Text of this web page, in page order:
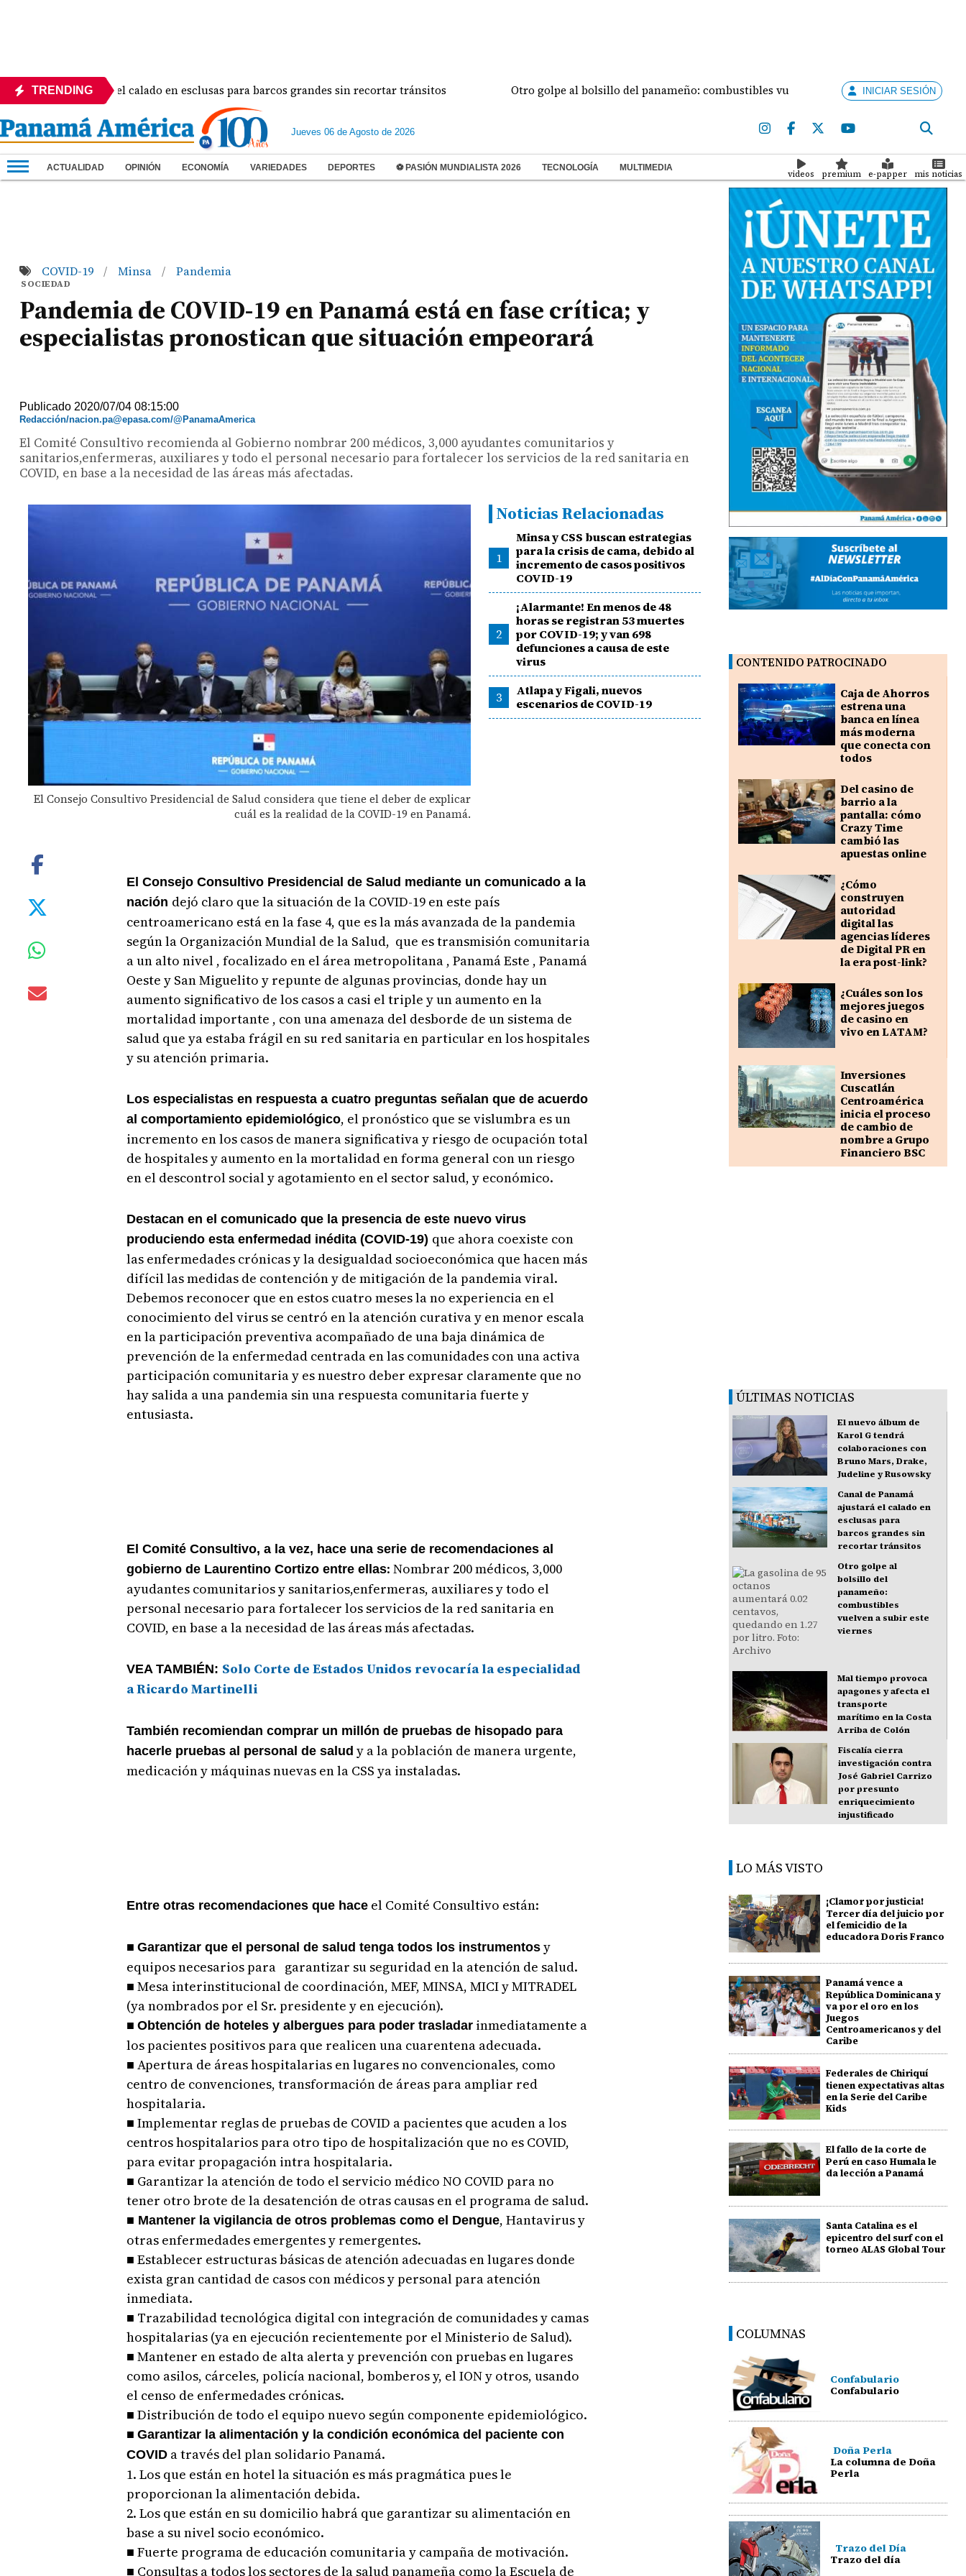
TRENDING
ajustará el calado en esclusas para barcos grandes sin recortar tránsitos Otro golpe al bolsillo del panameño: combustibles vuelven a subir este viernesINICIAR SESIÓN
Jueves 06 de Agosto de 2026
ACTUALIDAD OPINIÓN ECONOMÍA VARIEDADES DEPORTES ⚽ PASIÓN MUNDIALISTA 2026 TECNOLOGÍA MULTIMEDIA
videos premium e-papper mis noticias
COVID-19 / Minsa / Pandemia
SOCIEDAD
Pandemia de COVID-19 en Panamá está en fase crítica; y
especialistas pronostican que situación empeorará
Publicado 2020/07/04 08:15:00
Redacción/nacion.pa@epasa.com/@PanamaAmerica
El Comité Consultivo recomienda al Gobierno nombrar 200 médicos, 3,000 ayudantes comunitarios y
sanitarios,enfermeras, auxiliares y todo el personal necesario para fortalecer los servicios de la red sanitaria en
COVID, en base a la necesidad de las áreas más afectadas.
El Consejo Consultivo Presidencial de Salud considera que tiene el deber de explicar
cuál es la realidad de la COVID-19 en Panamá.
Noticias Relacionadas
1
Minsa y CSS buscan estrategias
para la crisis de cama, debido al
incremento de casos positivos
COVID-19
2
¡Alarmante! En menos de 48
horas se registran 53 muertes
por COVID-19; y van 698
defunciones a causa de este
virus
3
Atlapa y Figali, nuevos
escenarios de COVID-19
El Consejo Consultivo Presidencial de Salud mediante un comunicado a la
nación dejó claro que la situación de la COVID-19 en este país
centroamericano está en la fase 4, que es la más avanzada de la pandemia
según la Organización Mundial de la Salud, que es transmisión comunitaria
a un alto nivel , focalizado en el área metropolitana , Panamá Este , Panamá
Oeste y San Miguelito y repunte de algunas provincias, donde hay un
aumento significativo de los casos a casi el triple y un aumento en la
mortalidad importante , con una amenaza del desborde de un sistema de
salud que ya estaba frágil en su red sanitaria en particular en los hospitales
y su atención primaria.
Los especialistas en respuesta a cuatro preguntas señalan que de acuerdo
al comportamiento epidemiológico, el pronóstico que se vislumbra es un
incremento en los casos de manera significativa y riesgo de ocupación total
de hospitales y aumento en la mortalidad en forma general con un riesgo
en el descontrol social y agotamiento en el sector salud, y económico.
Destacan en el comunicado que la presencia de este nuevo virus
produciendo esta enfermedad inédita (COVID-19) que ahora coexiste con
las enfermedades crónicas y la desigualdad socioeconómica que hacen más
difícil las medidas de contención y de mitigación de la pandemia viral.
Debemos reconocer que en estos cuatro meses la no experiencia en el
conocimiento del virus se centró en la atención curativa y en menor escala
en la participación preventiva acompañado de una baja dinámica de
prevención de la enfermedad centrada en las comunidades con una activa
participación comunitaria y es nuestro deber expresar claramente que no
hay salida a una pandemia sin una respuesta comunitaria fuerte y
entusiasta.
El Comité Consultivo, a la vez, hace una serie de recomendaciones al
gobierno de Laurentino Cortizo entre ellas: Nombrar 200 médicos, 3,000
ayudantes comunitarios y sanitarios,enfermeras, auxiliares y todo el
personal necesario para fortalecer los servicios de la red sanitaria en
COVID, en base a la necesidad de las áreas más afectadas.
VEA TAMBIÉN: Solo Corte de Estados Unidos revocaría la especialidad
a Ricardo Martinelli
También recomiendan comprar un millón de pruebas de hisopado para
hacerle pruebas al personal de salud y a la población de manera urgente,
medicación y máquinas nuevas en la CSS ya instaladas.
Entre otras recomendaciones que haceel Comité Consultivo están:
■ Garantizar que el personal de salud tenga todos los instrumentosy
equipos necesarios para garantizar su seguridad en la atención de salud.
■ Mesa interinstitucional de coordinación, MEF, MINSA, MICI y MITRADEL
(ya nombrados por el Sr. presidente y en ejecución).
■ Obtención de hoteles y albergues para poder trasladarinmediatamente a
los pacientes positivos para que realicen una cuarentena adecuada.
■ Apertura de áreas hospitalarias en lugares no convencionales, como
centro de convenciones, transformación de áreas para ampliar red
hospitalaria.
■ Implementar reglas de pruebas de COVID a pacientes que acuden a los
centros hospitalarios para otro tipo de hospitalización que no es COVID,
para evitar propagación intra hospitalaria.
■ Garantizar la atención de todo el servicio médico NO COVID para no
tener otro brote de la desatención de otras causas en el programa de salud.
■ Mantener la vigilancia de otros problemas como el Dengue, Hantavirus y
otras enfermedades emergentes y remergentes.
■ Establecer estructuras básicas de atención adecuadas en lugares donde
exista gran cantidad de casos con médicos y personal para atención
inmediata.
■ Trazabilidad tecnológica digital con integración de comunidades y camas
hospitalarias (ya en ejecución recientemente por el Ministerio de Salud).
■ Mantener en estado de alta alerta y prevención con pruebas en lugares
como asilos, cárceles, policía nacional, bomberos y, el ION y otros, usando
el censo de enfermedades crónicas.
■ Distribución de todo el equipo nuevo según componente epidemiológico.
■ Garantizar la alimentación y la condición económica del paciente con
COVIDa través del plan solidario Panamá.
1. Los que están en hotel la situación es más pragmática pues le
proporcionan la alimentación debida.
2. Los que están en su domicilio habrá que garantizar su alimentación en
base a su nivel socio económico.
■ Fuerte programa de educación comunitaria y campaña de motivación.
■ Consultas a todos los sectores de la salud panameña como la Escuela de
CONTENIDO PATROCINADO
Caja de Ahorros
estrena una
banca en línea
más moderna
que conecta con
todos
Del casino de
barrio a la
pantalla: cómo
Crazy Time
cambió las
apuestas online
¿Cómo
construyen
autoridad
digital las
agencias líderes
de Digital PR en
la era post-link?
¿Cuáles son los
mejores juegos
de casino en
vivo en LATAM?
Inversiones
Cuscatlán
Centroamérica
inicia el proceso
de cambio de
nombre a Grupo
Financiero BSC
ÚLTIMAS NOTICIAS
El nuevo álbum de
Karol G tendrá
colaboraciones con
Bruno Mars, Drake,
Judeline y Rusowsky
Canal de Panamá
ajustará el calado en
esclusas para
barcos grandes sin
recortar tránsitos
Otro golpe al
bolsillo del
panameño:
combustibles
vuelven a subir este
viernes
Mal tiempo provoca
apagones y afecta el
transporte
marítimo en la Costa
Arriba de Colón
Fiscalía cierra
investigación contra
José Gabriel Carrizo
por presunto
enriquecimiento
injustificado
LO MÁS VISTO
¡Clamor por justicia!
Tercer día del juicio por
el femicidio de la
educadora Doris Franco
Panamá vence a
República Dominicana y
va por el oro en los
Juegos
Centroamericanos y del
Caribe
Federales de Chiriquí
tienen expectativas altas
en la Serie del Caribe
Kids
El fallo de la corte de
Perú en caso Humala le
da lección a Panamá
Santa Catalina es el
epicentro del surf con el
torneo ALAS Global Tour
COLUMNAS
Confabulario
Confabulario
Doña Perla
La columna de Doña
Perla
Trazo del Día
Trazo del día